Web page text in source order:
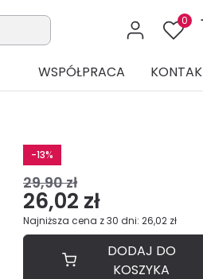
0
WSPÓŁPRACA
-13%
29,90 zł
26,02 zł
Najniższa cena z 30 dni: 26,02 zł
DODAJ DO
KOSZYKA